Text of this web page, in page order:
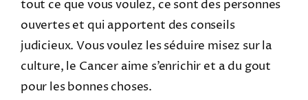
tout ce que vous voulez, ce sont des personnes
ouvertes et qui apportent des conseils
judicieux. Vous voulez les séduire misez sur la
culture, le Cancer aime s’enrichir et a du gout
pour les bonnes choses.